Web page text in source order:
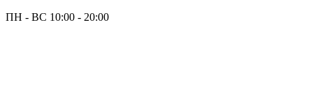
ПН - ВС 10:00 - 20:00